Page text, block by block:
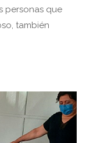
personas que
también